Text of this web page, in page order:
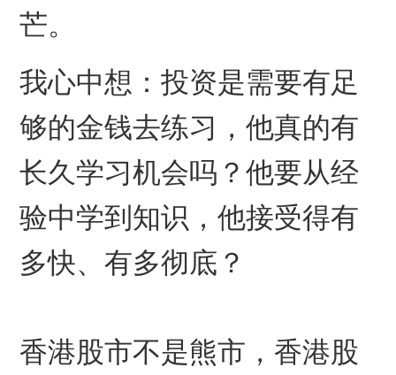
芒。
我心中想：投资是需要有足
够的金钱去练习，他真的有
长久学习机会吗？他要从经
验中学到知识，他接受得有
多快、有多彻底？
香港股市不是熊市，香港股